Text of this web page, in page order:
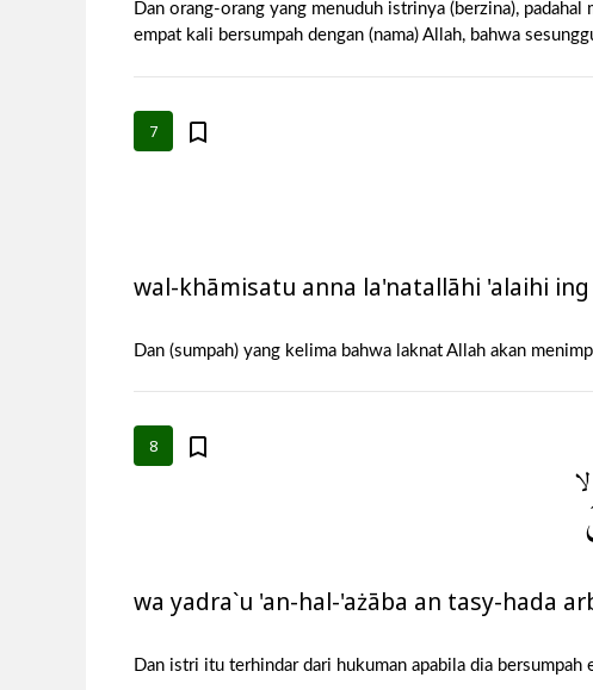
Dan orang-orang yang menuduh istrinya (berzina),
empat kali bersumpah dengan (nama) Allah, bahwa
7
wal-khāmisatu anna la'natallāhi 'alaihi
Dan (sumpah) yang kelima bahwa laknat Allah akan
8
wa yadra`u 'an-hal-'ażāba an tasy-hada
Dan istri itu terhindar dari hukuman apabila dia